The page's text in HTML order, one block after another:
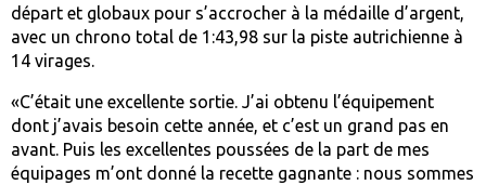
départ et globaux pour s’accrocher à la médaille d’argent,
avec un chrono total de 1:43,98 sur la piste autrichienne à
14 virages.
«C’était une excellente sortie. J’ai obtenu l’équipement
dont j’avais besoin cette année, et c’est un grand pas en
avant. Puis les excellentes poussées de la part de mes
équipages m’ont donné la recette gagnante : nous sommes